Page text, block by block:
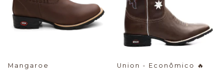
Mangaroe Union - Econômico 🔥